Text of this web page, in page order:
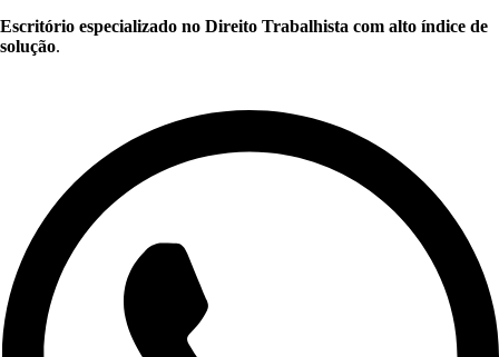
Escritório especializado no Direito Trabalhista com alto índice de
solução.